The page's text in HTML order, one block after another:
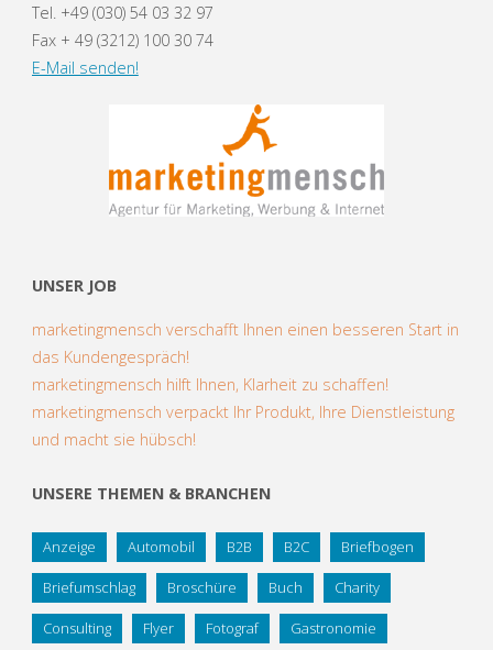
Tel. +49 (030) 54 03 32 97
Fax + 49 (3212) 100 30 74
E-Mail senden!
UNSER JOB
marketingmensch verschafft Ihnen einen besseren Start in
das Kundengespräch!
marketingmensch hilft Ihnen, Klarheit zu schaffen!
marketingmensch verpackt Ihr Produkt, Ihre Dienstleistung
und macht sie hübsch!
UNSERE THEMEN & BRANCHEN
Anzeige Automobil B2B B2C Briefbogen
Briefumschlag Broschüre Buch Charity
Consulting Flyer Fotograf Gastronomie